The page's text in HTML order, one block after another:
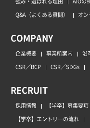
Q&A（よくある質問）
オ
COMPANY
企業概要 事業所案内 沿
CSR／BCP
CSR／SDGs
RECRUIT
採用情報 【学卒】募集要項
【学卒】エントリーの流れ